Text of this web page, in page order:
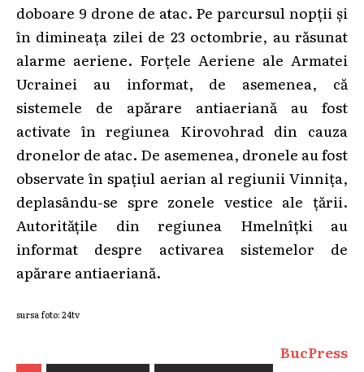
doboare 9 drone de atac. Pe parcursul nopții și
în dimineața zilei de 23 octombrie, au răsunat
alarme aeriene. Forțele Aeriene ale Armatei
Ucrainei au informat, de asemenea, că
sistemele de apărare antiaeriană au fost
activate în regiunea Kirovohrad din cauza
dronelor de atac. De asemenea, dronele au fost
observate în spațiul aerian al regiunii Vinnița,
deplasându-se spre zonele vestice ale țării.
Autoritățile din regiunea Hmelnîțki au
informat despre activarea sistemelor de
apărare antiaeriană.
sursa foto: 24tv
BucPress